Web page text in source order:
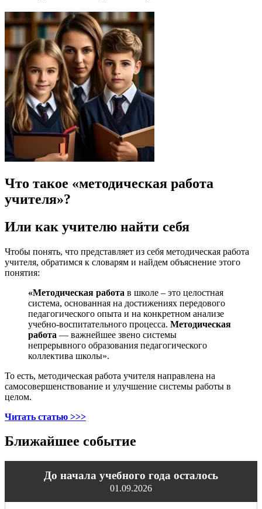
Что такое «методическая работа
учителя»?
Или как учителю найти себя
Чтобы понять, что представляет из себя методическая работа
учителя, обратимся к словарям и найдем объяснение этого
понятия:
«Методическая работа в школе – это целостная
система, основанная на достижениях передового
педагогического опыта и на конкретном анализе
учебно-воспитательного процесса. Методическая
работа — важнейшее звено системы
непрерывного образования педагогического
коллектива школы».
То есть, методическая работа учителя направлена на
самосовершенствование и улучшение системы работы в
целом.
Читать статью >>>
Ближайшее событие
До начала учебного года осталось
01.09.2026